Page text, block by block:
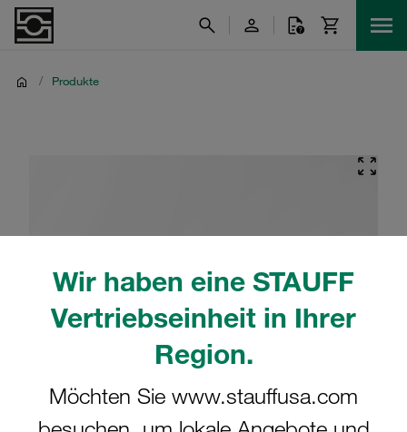
Wir haben eine STAUFF
Vertriebseinheit in Ihrer
Region.
Möchten Sie www.stauffusa.com
/ Produkte